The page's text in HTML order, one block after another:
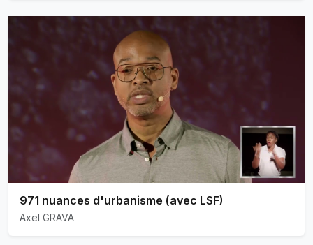
971 nuances d'urbanisme (avec LSF)
Axel GRAVA